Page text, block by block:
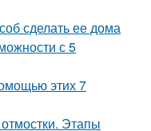
сделать ее дома
с 5
этих 7
Этапы